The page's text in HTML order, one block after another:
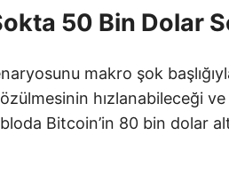
50 Bin Dolar
makro şok
hızlanabileceği ve
Bitcoin’in 80 bin dolar